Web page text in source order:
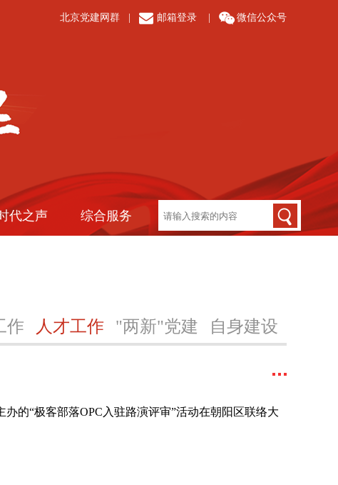
北京党建网群 邮箱登录 微信公众号
代之声 综合服务
作 人才工作 "两新"党建 自身建设
的“极客部落OPC入驻路演评审”活动在朝阳区联络大